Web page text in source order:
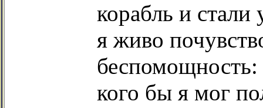
корабль и стали
я живо
кого бы я мог